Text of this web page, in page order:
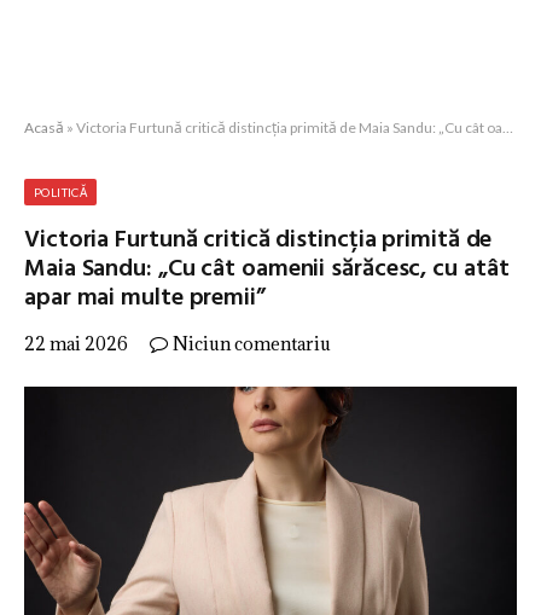
Acasă » Victoria Furtună critică distincția primită de Maia Sandu: „Cu cât oamenii sărăcesc, cu atât apar mai multe premii”
POLITICĂ
Victoria Furtună critică distincția primită de
Maia Sandu: „Cu cât oamenii sărăcesc, cu atât
apar mai multe premii”
22 mai 2026 Niciun comentariu